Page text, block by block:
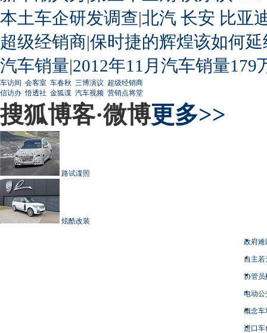
本土车企研发调查|北汽 长安 比亚
超级经销商|保时捷的辉煌该如何延
汽车销量|2012年11月汽车销量179
车访间 会客室 车春秋 三博演议 超级经销商
信访办 悟透社 金狐谍 汽车视频 营销点将堂
搜狐博客·微博更多>>
路试谍照
炫酷改装
政府难
自主
协管员
电动
概念车
进口车